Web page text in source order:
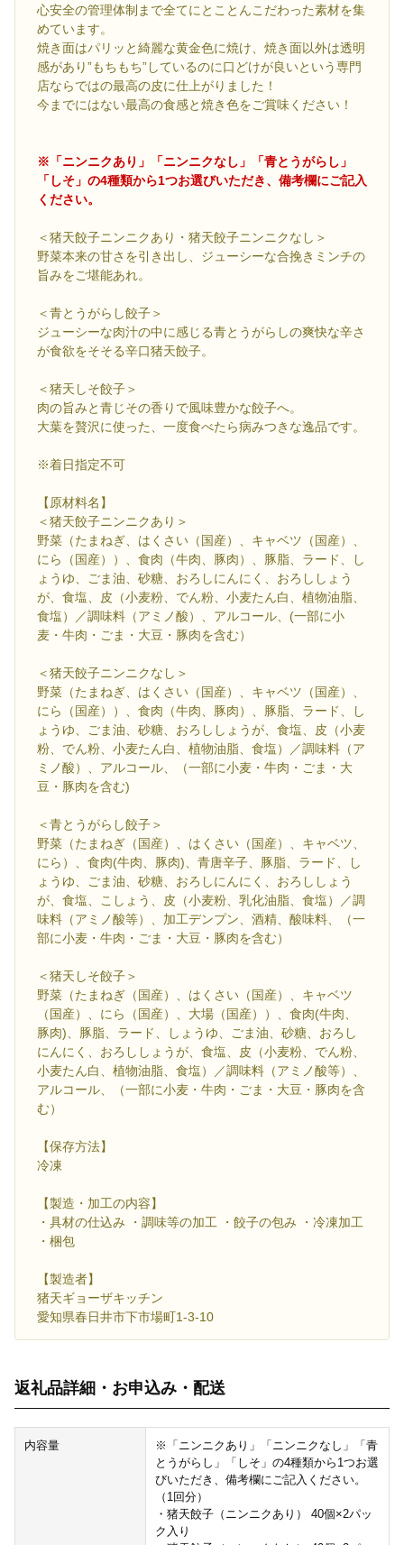
心安全の管理体制まで全てにとことんこだわった素材を集
めています。
焼き面はパリッと綺麗な黄金色に焼け、焼き面以外は透明
感があり”もちもち”しているのに口どけが良いという専門
店ならではの最高の皮に仕上がりました！
今までにはない最高の食感と焼き色をご賞味ください！
※「ニンニクあり」「ニンニクなし」「青とうがらし」
「しそ」の4種類から1つお選びいただき、備考欄にご記入
ください。
＜猪天餃子ニンニクあり・猪天餃子ニンニクなし＞
野菜本来の甘さを引き出し、ジューシーな合挽きミンチの
旨みをご堪能あれ。
＜青とうがらし餃子＞
ジューシーな肉汁の中に感じる青とうがらしの爽快な辛さ
が食欲をそそる辛口猪天餃子。
＜猪天しそ餃子＞
肉の旨みと青じその香りで風味豊かな餃子へ。
大葉を贅沢に使った、一度食べたら病みつきな逸品です。
※着日指定不可
【原材料名】
＜猪天餃子ニンニクあり＞
野菜（たまねぎ、はくさい（国産）、キャベツ（国産）、
にら（国産））、食肉（牛肉、豚肉）、豚脂、ラード、し
ょうゆ、ごま油、砂糖、おろしにんにく、おろししょう
が、食塩、皮（小麦粉、でん粉、小麦たん白、植物油脂、
食塩）／調味料（アミノ酸）、アルコール、(一部に小
麦・牛肉・ごま・大豆・豚肉を含む）
＜猪天餃子ニンニクなし＞
野菜（たまねぎ、はくさい（国産）、キャベツ（国産）、
にら（国産））、食肉（牛肉、豚肉）、豚脂、ラード、し
ょうゆ、ごま油、砂糖、おろししょうが、食塩、皮（小麦
粉、でん粉、小麦たん白、植物油脂、食塩）／調味料（ア
ミノ酸）、アルコール、（一部に小麦・牛肉・ごま・大
豆・豚肉を含む)
＜青とうがらし餃子＞
野菜（たまねぎ（国産）、はくさい（国産）、キャベツ、
にら）、食肉(牛肉、豚肉)、青唐辛子、豚脂、ラード、し
ょうゆ、ごま油、砂糖、おろしにんにく、おろししょう
が、食塩、こしょう、皮（小麦粉、乳化油脂、食塩）／調
味料（アミノ酸等）、加工デンプン、酒精、酸味料、（一
部に小麦・牛肉・ごま・大豆・豚肉を含む）
＜猪天しそ餃子＞
野菜（たまねぎ（国産）、はくさい（国産）、キャベツ
（国産）、にら（国産）、大場（国産））、食肉(牛肉、
豚肉)、豚脂、ラード、しょうゆ、ごま油、砂糖、おろし
にんにく、おろししょうが、食塩、皮（小麦粉、でん粉、
小麦たん白、植物油脂、食塩）／調味料（アミノ酸等）、
アルコール、（一部に小麦・牛肉・ごま・大豆・豚肉を含
む）
【保存方法】
冷凍
【製造・加工の内容】
・具材の仕込み ・調味等の加工 ・餃子の包み ・冷凍加工
・梱包
【製造者】
猪天ギョーザキッチン
愛知県春日井市下市場町1-3-10
返礼品詳細・お申込み・配送
内容量
※「ニンニクあり」「ニンニクなし」「青
とうがらし」「しそ」の4種類から1つお選
びいただき、備考欄にご記入ください。
（1回分）
・猪天餃子（ニンニクあり） 40個×2パッ
ク入り